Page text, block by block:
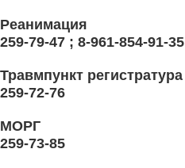
Реанимация
259-79-47 ; 8-961-854-91-35
Травмпункт регистратура
259-72-76
МОРГ
259-73-85